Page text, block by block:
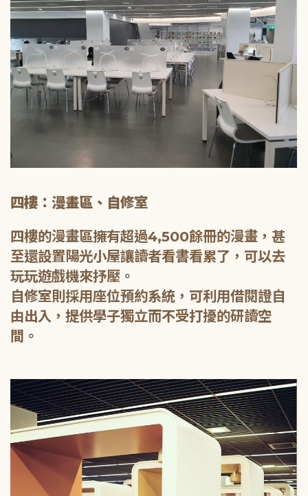
四樓：漫畫區、自修室
四樓的漫畫區擁有超過4,500餘冊的漫畫，甚
至還設置陽光小屋讓讀者看書看累了，可以去
玩玩遊戲機來抒壓。
自修室則採用座位預約系統，可利用借閱證自
由出入，提供學子獨立而不受打擾的研讀空
間。